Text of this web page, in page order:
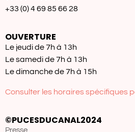
+33 (0) 4 69 85 66 28
OUVERTURE
Le jeudi de 7h à 13h
Le samedi de 7h à 13h
Le dimanche de 7h à 15h
Consulter les horaires spécifiques
©PUCESDUCANAL2024
Presse